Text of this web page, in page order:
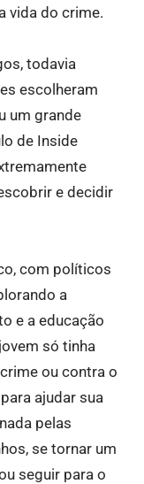
vida do crime.
todavia
escolheram
um grande
de Inside
e decidir
com políticos
a
e a educação
só tinha
ou contra o
ajudar sua
pelas
se tornar um
seguir para o